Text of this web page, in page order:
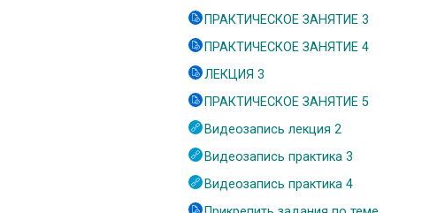
ПРАКТИЧЕСКОЕ ЗАНЯТИЕ 3
ПРАКТИЧЕСКОЕ ЗАНЯТИЕ 4
ЛЕКЦИЯ 3
ПРАКТИЧЕСКОЕ ЗАНЯТИЕ 5
Видеозапись лекция 2
Видеозапись практика 3
Видеозапись практика 4